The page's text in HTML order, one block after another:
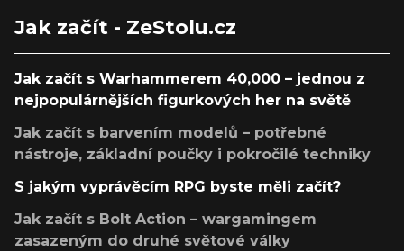
Jak začít - ZeStolu.cz
Jak začít s Warhammerem 40,000 – jednou z
nejpopulárnějších figurkových her na světě
Jak začít s barvením modelů – potřebné
nástroje, základní poučky i pokročilé techniky
S jakým vyprávěcím RPG byste měli začít?
Jak začít s Bolt Action – wargamingem
zasazeným do druhé světové války